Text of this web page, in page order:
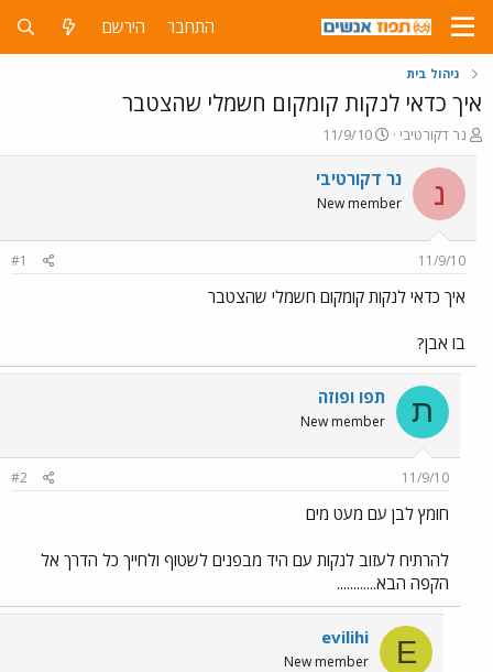
התחבר הירשם
ניהול בית
איך כדאי לנקות קומקום חשמלי שהצטבר
פ
ו
ת
ח
ה
ו
ש
א
נר דקורטיבי
פ
ו
ר
ם
ר
11/9/10
נ נר דקורטיבי
New member
11/9/10
#1
איך כדאי לנקות קומקום חשמלי שהצטבר
בו אבן?
ת תפו ופוזה
New member
11/9/10
#2
חומץ לבן עם מעט מים
להרתיח לעזוב לנקות עם היד מבפנים לשטוף ולחייך כל הדרך אל
הקפה הבא............
E
evilihi
New member